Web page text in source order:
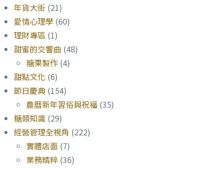
年貨大街 (21)
愛情心理學 (60)
理財專區 (1)
甜蜜的交響曲 (48)
糖果製作 (4)
甜點文化 (6)
節日慶典 (154)
農曆新年習俗與祝福 (35)
糖類知識 (29)
經營管理全視角 (222)
實體店面 (7)
業務精粹 (36)